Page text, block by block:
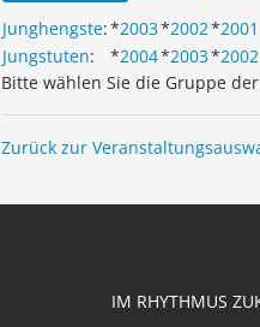
Junghengste:*2003*2002*2001
Jungstuten: *2004*2003*2002
Bitte wählen Sie die Gruppe
Zurück zur
IM RHYTHMUS